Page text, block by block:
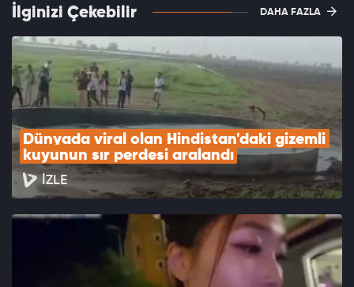
İlginizi Çekebilir DAHA FAZLA
Dünyada viral olan Hindistan'daki gizemli
kuyunun sır perdesi aralandı
İZLE